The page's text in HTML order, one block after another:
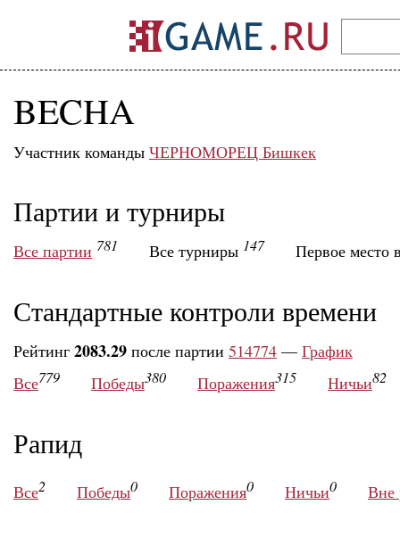
BECHA
Участник команды ЧЕРНОМОРЕЦ Бишкек
Партии и турниры
Все партии 781 Все турниры 147 Первое место
Стандартные контроли времени
Рейтинг 2083.29 после партии 514774 — График
Все779 Победы380 Поражения315 Ничьи82
Рапид
Все2 Победы0 Поражения0 Ничьи0 Вне